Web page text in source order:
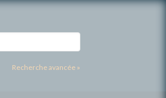
Recherche avancée »